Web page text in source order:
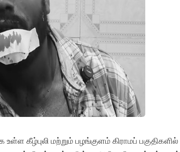
கீழ்புலி மற்றும் பழங்குளம் கிராமப் பகுதிகளில்